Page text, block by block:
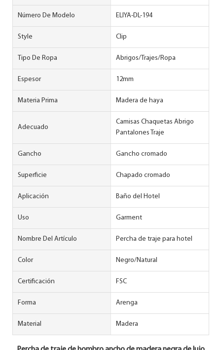
Número De Modelo ELIYA-DL-194
Style Clip
Tipo De Ropa Abrigos/Trajes/Ropa
Espesor 12mm
Materia Prima Madera de haya
Adecuado
Camisas Chaquetas Abrigo
Pantalones Traje
Gancho Gancho cromado
Superficie Chapado cromado
Aplicación Baño del Hotel
Uso Garment
Nombre Del Artículo Percha de traje para hotel
Color Negro/Natural
Certificación FSC
Forma Arenga
Material Madera